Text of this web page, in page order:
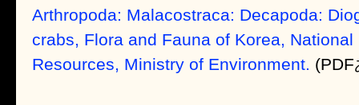
Arthropoda: Malacostraca: Decapoda:
crabs, Flora and Fauna of Korea,
Resources, Ministry of Environment.